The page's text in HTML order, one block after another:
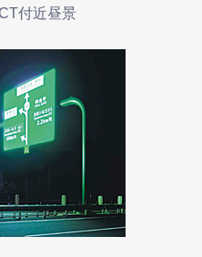
付近昼景